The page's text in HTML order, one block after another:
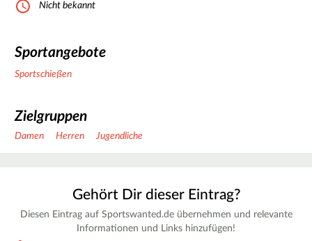
Nicht bekannt
Sportangebote
Sportschießen
Zielgruppen
Damen Herren Jugendliche
Gehört Dir dieser Eintrag?
Diesen Eintrag auf Sportswanted.de übernehmen und relevante
Informationen und Links hinzufügen!